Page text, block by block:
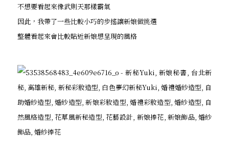
不想要看起來像武則天那樣霸氣
因此，我帶了一些比較小巧的步搖讓新娘做挑選
整體看起來會比較貼近新娘想呈現的風格